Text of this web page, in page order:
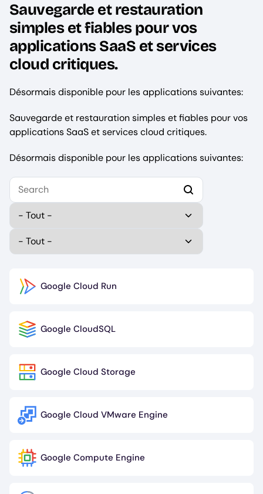
Sauvegarde et restauration
simples et fiables pour vos
applications SaaS et services
cloud critiques.
Désormais disponible pour les applications suivantes:
Sauvegarde et restauration simples et fiables pour vos
applications SaaS et services cloud critiques.
Désormais disponible pour les applications suivantes:
Select your first platform to get started.
Type
Publisher (field_publisher)
ImageGoogle Cloud Run
ImageGoogle CloudSQL
ImageGoogle Cloud Storage
ImageGoogle Cloud VMware Engine
ImageGoogle Compute Engine